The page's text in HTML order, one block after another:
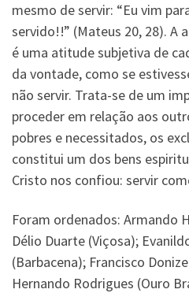
mesmo de servir: “Eu vim
servido!!” (Mateus 20, 28). A
é uma atitude subjetiva de
da vontade, como se
não servir. Trata-se de um
proceder em relação aos
pobres e necessitados, os
constitui um dos bens
Cristo nos confiou: servir
Foram ordenados: Armando
Délio Duarte (Viçosa);
(Barbacena); Francisco
Hernando Rodrigues (Ouro